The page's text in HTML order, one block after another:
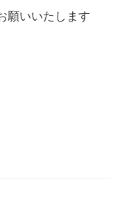
願いいたします